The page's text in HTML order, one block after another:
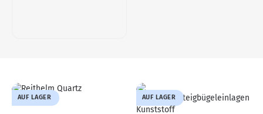
AUF LAGER AUF LAGER